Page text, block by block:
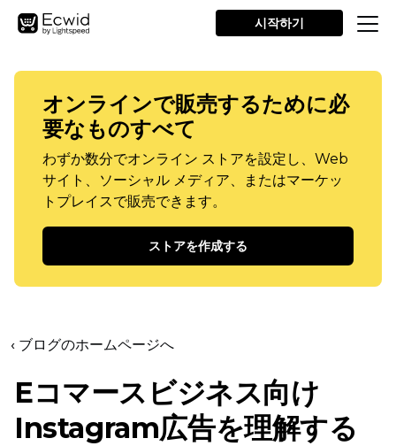
시작하기
オンラインで販売するために必
要なものすべて
わずか数分でオンライン ストアを設定し、Web
サイト、ソーシャル メディア、またはマーケッ
トプレイスで販売できます。
ストアを作成する
‹ ブログのホームページへ
Eコマースビジネス向け
Instagram広告を理解する